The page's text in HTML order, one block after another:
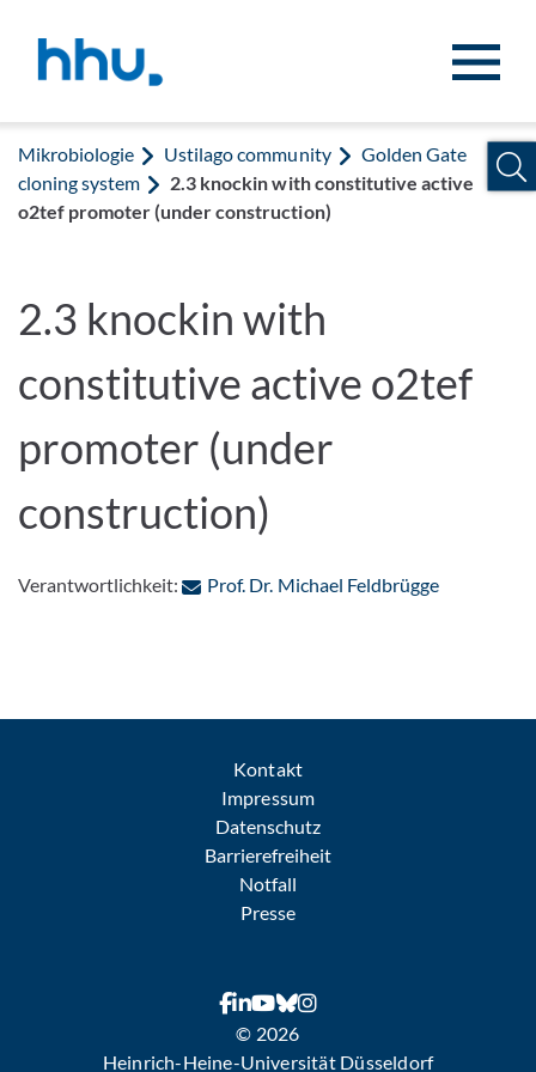
Mikrobiologie Ustilago community
Golden Gate
cloning system
2.3 knockin with constitutive active
o2tef promoter (under construction)
2.3 knockin with
constitutive active o2tef
promoter (under
construction)
Verantwortlichkeit: Prof. Dr. Michael Feldbrügge: Per E-
Kontakt
Impressum
Datenschutz
Barrierefreiheit
Notfall
Presse
© 2026
Heinrich-Heine-Universität Düsseldorf